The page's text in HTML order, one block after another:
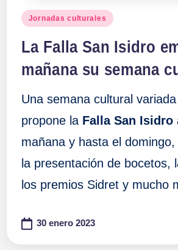
Publicado
Jornadas culturales
La Falla San Isidro
mañana su semana
Una semana cultural
propone la Falla San Isidro
mañana y hasta el
la presentación de bocetos,
los premios Sidret y mucho
30 enero 2023